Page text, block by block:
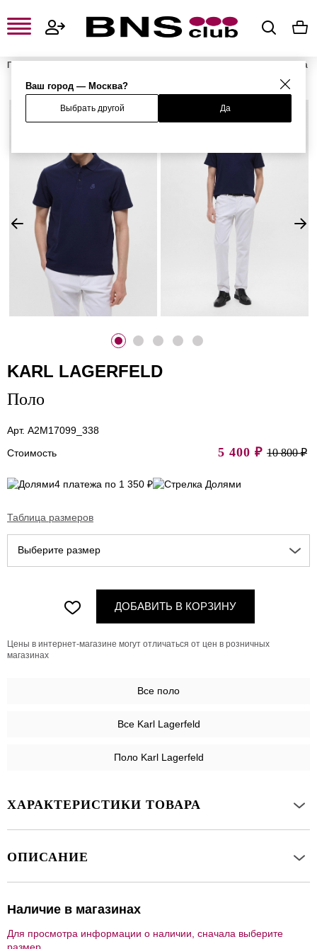
Ваш город — Москва?
Выбрать другой Да
Главная
Мужская одежда
%
KARL LAGERFELD
Поло
Арт. A2M17099_338
Стоимость
5 400 ₽ 10 800 ₽
4 платежа по 1 350 ₽
Таблица размеров
Выберите размер
ДОБАВИТЬ В КОРЗИНУ
Цены в интернет-магазине могут отличаться от цен в розничных
магазинах
Все поло
Все Karl Lagerfeld
Поло Karl Lagerfeld
ХАРАКТЕРИСТИКИ ТОВАРА
ОПИСАНИЕ
Наличие в магазинах
Для просмотра информации о наличии, сначала выберите